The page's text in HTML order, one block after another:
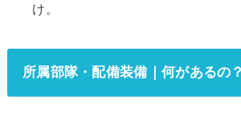
け。
所属部隊・配備装備｜何があるの？